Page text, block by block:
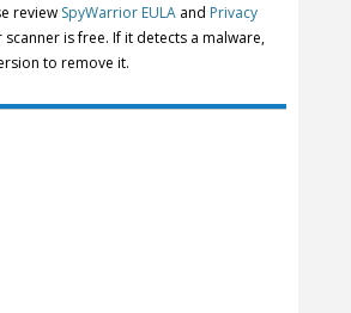
review SpyWarrior EULA and Privacy
scanner is free. If it detects a malware,
to remove it.